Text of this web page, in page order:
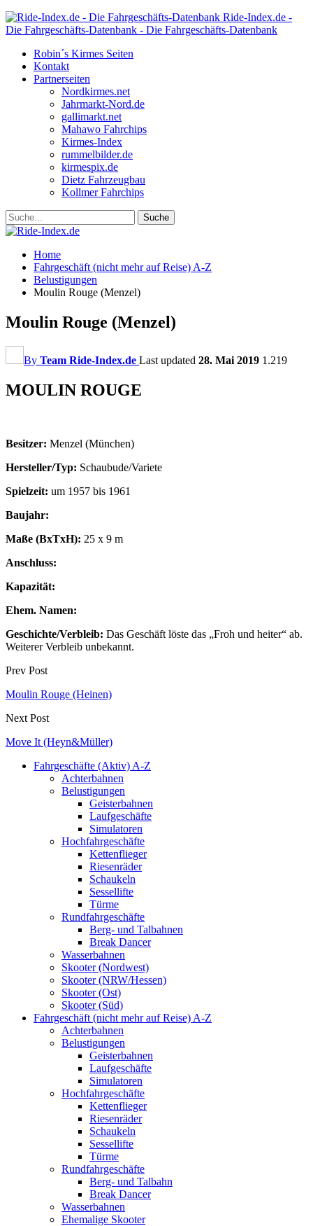
Ride-Index.de -
Die Fahrgeschäfts-Datenbank - Die Fahrgeschäfts-Datenbank
Robin´s Kirmes Seiten
Kontakt
Partnerseiten
Nordkirmes.net
Jahrmarkt-Nord.de
gallimarkt.net
Mahawo Fahrchips
Kirmes-Index
rummelbilder.de
kirmespix.de
Dietz Fahrzeugbau
Kollmer Fahrchips
Home
Fahrgeschäft (nicht mehr auf Reise) A-Z
Belustigungen
Moulin Rouge (Menzel)
Moulin Rouge (Menzel)
By Team Ride-Index.de Last updated 28. Mai 2019 1.219
MOULIN ROUGE
Besitzer: Menzel (München)
Hersteller/Typ: Schaubude/Variete
Spielzeit: um 1957 bis 1961
Baujahr:
Maße (BxTxH): 25 x 9 m
Anschluss:
Kapazität:
Ehem. Namen:
Geschichte/Verbleib: Das Geschäft löste das „Froh und heiter“ ab.
Weiterer Verbleib unbekannt.
Prev Post
Moulin Rouge (Heinen)
Next Post
Move It (Heyn&Müller)
Fahrgeschäfte (Aktiv) A-Z
Achterbahnen
Belustigungen
Geisterbahnen
Laufgeschäfte
Simulatoren
Hochfahrgeschäfte
Kettenflieger
Riesenräder
Schaukeln
Sessellifte
Türme
Rundfahrgeschäfte
Berg- und Talbahnen
Break Dancer
Wasserbahnen
Skooter (Nordwest)
Skooter (NRW/Hessen)
Skooter (Ost)
Skooter (Süd)
Fahrgeschäft (nicht mehr auf Reise) A-Z
Achterbahnen
Belustigungen
Geisterbahnen
Laufgeschäfte
Simulatoren
Hochfahrgeschäfte
Kettenflieger
Riesenräder
Schaukeln
Sessellifte
Türme
Rundfahrgeschäfte
Berg- und Talbahn
Break Dancer
Wasserbahnen
Ehemalige Skooter